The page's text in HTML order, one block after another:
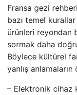
Fransa gezi
bazı temel
ürünleri reyondan
sormak daha
Böylece kültürel
yanlış
– Elektronik cihaz